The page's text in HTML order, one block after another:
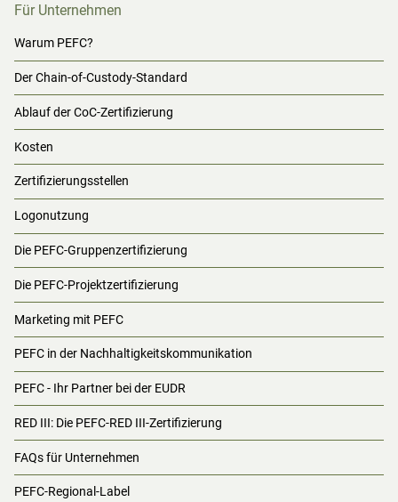
Für Unternehmen
Warum PEFC?
Der Chain-of-Custody-Standard
Ablauf der CoC-Zertifizierung
Kosten
Zertifizierungsstellen
Logonutzung
Die PEFC-Gruppenzertifizierung
Die PEFC-Projektzertifizierung
Marketing mit PEFC
PEFC in der Nachhaltigkeitskommunikation
PEFC - Ihr Partner bei der EUDR
RED III: Die PEFC-RED III-Zertifizierung
FAQs für Unternehmen
PEFC-Regional-Label